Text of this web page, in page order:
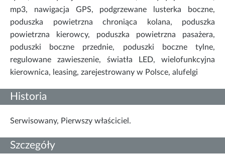
mp3, nawigacja GPS, podgrzewane lusterka boczne,
poduszka powietrzna chroniąca kolana, poduszka
powietrzna kierowcy, poduszka powietrzna pasażera,
poduszki boczne przednie, poduszki boczne tylne,
regulowane zawieszenie, światła LED, wielofunkcyjna
kierownica, leasing, zarejestrowany w Polsce, alufelgi
Historia
Serwisowany, Pierwszy właściciel.
Szczegóły